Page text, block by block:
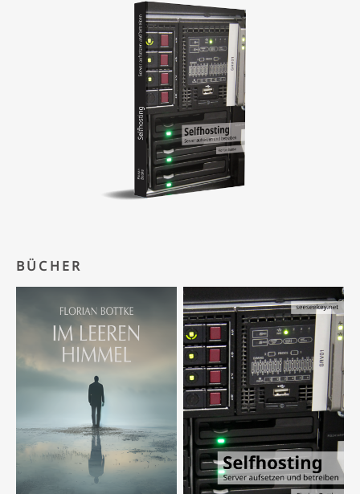
BÜCHER